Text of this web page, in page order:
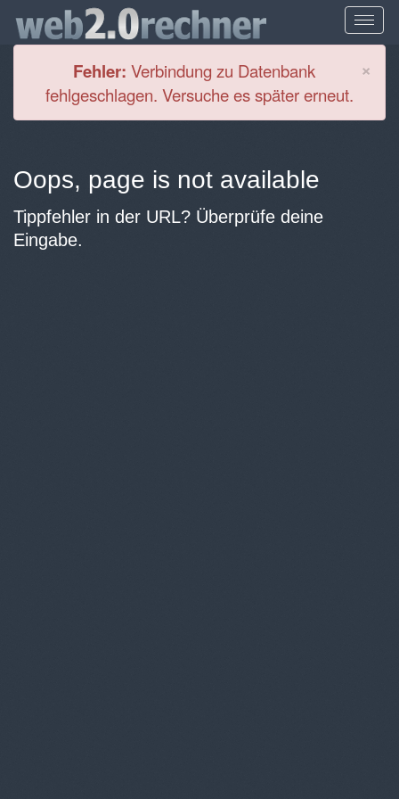
×
Fehler: Verbindung zu Datenbank
fehlgeschlagen. Versuche es später erneut.
Oops, page is not available
Tippfehler in der URL? Überprüfe deine
Eingabe.